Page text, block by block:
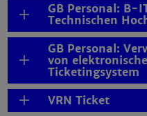
GB Personal: B-
Technischen
GB Personal:
von
Ticketingsystem
VRN Ticket